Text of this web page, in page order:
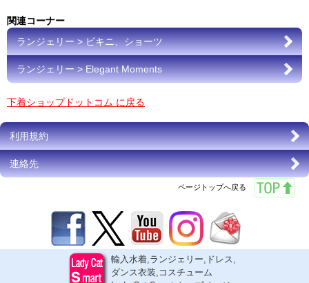
関連コーナー
ランジェリー > ビキニ、ショーツ
ランジェリー > Elegant Moments
下着ショップドットコム に戻る
利用規約
連絡先
ページトップへ戻る
輸入水着,ランジェリー,ドレス,
ダンス衣装,コスチューム